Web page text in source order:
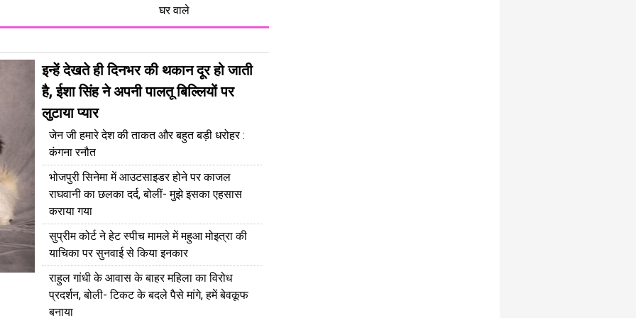
घर वाले
इन्हें देखते ही दिनभर की थकान दूर हो जाती
है, ईशा सिंह ने अपनी पालतू बिल्लियों पर
लुटाया प्यार
जेन जी हमारे देश की ताकत और बहुत बड़ी धरोहर :
कंगना रनौत
भोजपुरी सिनेमा में आउटसाइडर होने पर काजल
राघवानी का छलका दर्द, बोलीं- मुझे इसका एहसास
कराया गया
सुप्रीम कोर्ट ने हेट स्पीच मामले में महुआ मोइत्रा की
याचिका पर सुनवाई से किया इनकार
राहुल गांधी के आवास के बाहर महिला का विरोध
प्रदर्शन, बोली- टिकट के बदले पैसे मांगे, हमें बेवकूफ
बनाया